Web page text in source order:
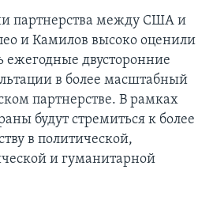
партнерства между США и
и Камилов высоко оценили
ежегодные двусторонние
в более масштабный
партнерстве. В рамках
будут стремиться к более
в политической,
и гуманитарной